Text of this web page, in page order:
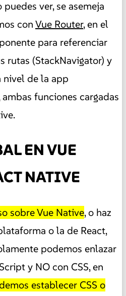
ver, se asemeja
conVue Router, en el
para referenciar
rutas (StackNavigator) y
nivel de la app
funciones cargadas
EN VUE
NATIVE
sobre Vue Native, o haz
o la de React,
podemos enlazar
y NO con CSS, en
establecer CSS o